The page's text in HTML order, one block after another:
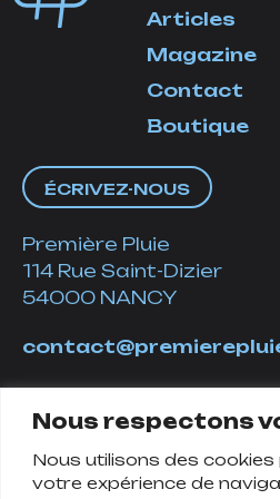
Nous respectons
Nous utilisons des
votre expérience de
Articles
Magazine
Contact
Boutique
ÉCRIVEZ-NOUS
Première Pluie
114 Rue Saint-Dizier
54000 NANCY
Suivez-nous